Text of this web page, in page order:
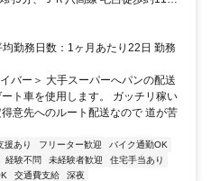
徒歩約12分 「東毛呂駅」「毛呂
ス良好◎ 事務所/埼玉県鶴ヶ島市高
勤務日数：1ヶ月あたり22日 勤務
バー＞ 大手スーパーへパンの配送
ト車を使用します。 ガッチリ稼い
意先へのルート配送なので 道が苦
援あり フリーター歓迎
バイク通勤OK
経験不問 未経験者歓迎
住宅手当あり
交通費支給 深夜